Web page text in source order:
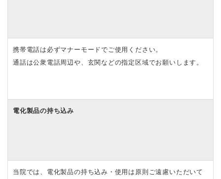
携帯電話は必ずマナーモードでご使用ください。
通話は公衆電話周辺や、玄関などの指定区域でお願いします。
電化製品の持ち込み
当院では、電化製品の持ち込み・使用は原則ご遠慮いただいて